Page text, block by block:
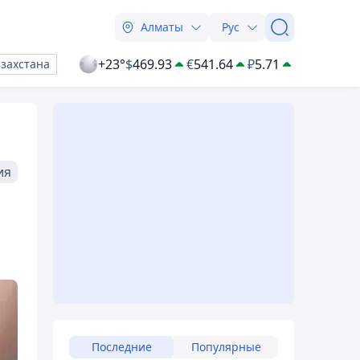
Алматы Рус
+23°$469.93 €541.64 ₽5.71
Последние Популярные